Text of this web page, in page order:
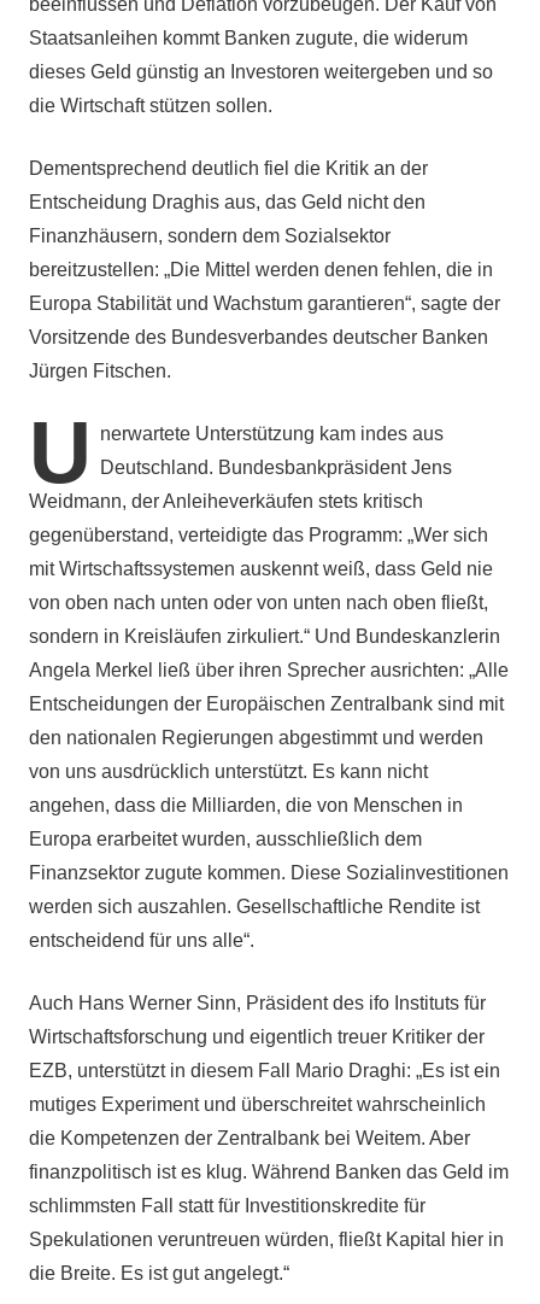
beeinflussen und Deflation vorzubeugen. Der Kauf von
Staatsanleihen kommt Banken zugute, die widerum
dieses Geld günstig an Investoren weitergeben und so
die Wirtschaft stützen sollen.
Dementsprechend deutlich fiel die Kritik an der
Entscheidung Draghis aus, das Geld nicht den
Finanzhäusern, sondern dem Sozialsektor
bereitzustellen: „Die Mittel werden denen fehlen, die in
Europa Stabilität und Wachstum garantieren“, sagte der
Vorsitzende des Bundesverbandes deutscher Banken
Jürgen Fitschen.
U
nerwartete Unterstützung kam indes aus
Deutschland. Bundesbankpräsident Jens
Weidmann, der Anleiheverkäufen stets kritisch
gegenüberstand, verteidigte das Programm: „Wer sich
mit Wirtschaftssystemen auskennt weiß, dass Geld nie
von oben nach unten oder von unten nach oben fließt,
sondern in Kreisläufen zirkuliert.“ Und Bundeskanzlerin
Angela Merkel ließ über ihren Sprecher ausrichten: „Alle
Entscheidungen der Europäischen Zentralbank sind mit
den nationalen Regierungen abgestimmt und werden
von uns ausdrücklich unterstützt. Es kann nicht
angehen, dass die Milliarden, die von Menschen in
Europa erarbeitet wurden, ausschließlich dem
Finanzsektor zugute kommen. Diese Sozialinvestitionen
werden sich auszahlen. Gesellschaftliche Rendite ist
entscheidend für uns alle“.
Auch Hans Werner Sinn, Präsident des ifo Instituts für
Wirtschaftsforschung und eigentlich treuer Kritiker der
EZB, unterstützt in diesem Fall Mario Draghi: „Es ist ein
mutiges Experiment und überschreitet wahrscheinlich
die Kompetenzen der Zentralbank bei Weitem. Aber
finanzpolitisch ist es klug. Während Banken das Geld im
schlimmsten Fall statt für Investitionskredite für
Spekulationen veruntreuen würden, fließt Kapital hier in
die Breite. Es ist gut angelegt.“